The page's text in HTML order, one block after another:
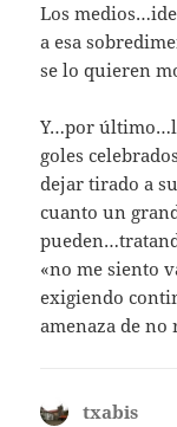
Los
a esa
se lo quieren
Y…por
goles
dejar tirado a
cuanto un
«no me siento
exigiendo
amenaza de
txabis